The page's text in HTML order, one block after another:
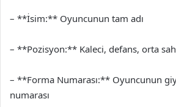
– **İsim:** Oyuncunun tam adı
– **Pozisyon:** Kaleci, defans, orta
– **Forma Numarası:** Oyuncunun
numarası